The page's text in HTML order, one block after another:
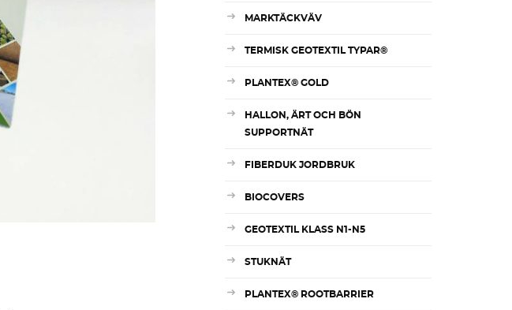
MARKTÄCKVÄV
TERMISK GEOTEXTIL TYPAR®
PLANTEX® GOLD
HALLON, ÄRT OCH BÖN
SUPPORTNÄT
FIBERDUK JORDBRUK
BIOCOVERS
GEOTEXTIL KLASS N1-N5
STUKNÄT
PLANTEX® ROOTBARRIER